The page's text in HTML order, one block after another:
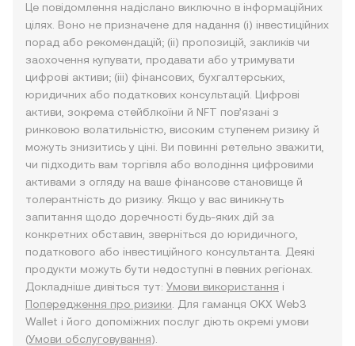
Це повідомлення надіслано виключно в інформаційних
цілях. Воно не призначене для надання (i) інвестиційних
порад або рекомендацій; (ii) пропозицій, закликів чи
заохочення купувати, продавати або утримувати
цифрові активи; (iii) фінансових, бухгалтерських,
юридичних або податкових консультацій. Цифрові
активи, зокрема стейблкоїни й NFT пов’язані з
ринковою волатильністю, високим ступенем ризику й
можуть знизитись у ціні. Ви повинні ретельно зважити,
чи підходить вам торгівля або володіння цифровими
активами з огляду на ваше фінансове становище й
толерантність до ризику. Якщо у вас виникнуть
запитання щодо доречності будь-яких дій за
конкретних обставин, зверніться до юридичного,
податкового або інвестиційного консультанта. Деякі
продукти можуть бути недоступні в певних регіонах.
Докладніше дивіться тут: Умови використання і
Попередження про ризики . Для гаманця OKX Web3
Wallet і його допоміжних послуг діють окремі умови
(Умови обслуговування).